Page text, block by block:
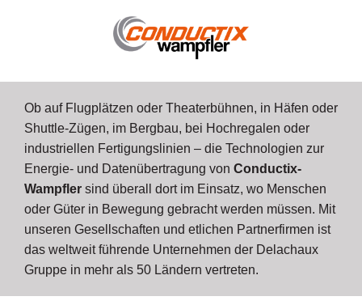
Ob auf Flugplätzen oder Theaterbühnen, in Häfen oder
Shuttle-Zügen, im Bergbau, bei Hochregalen oder
industriellen Fertigungslinien – die Technologien zur
Energie- und Datenübertragung von Conductix-
Wampfler sind überall dort im Einsatz, wo Menschen
oder Güter in Bewegung gebracht werden müssen. Mit
unseren Gesellschaften und etlichen Partnerfirmen ist
das weltweit führende Unternehmen der Delachaux
Gruppe in mehr als 50 Ländern vertreten.